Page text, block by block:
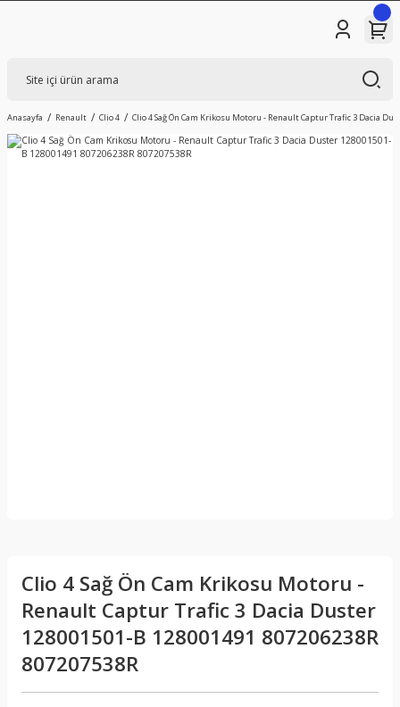
Anasayfa Renault Clio 4 Clio 4 Sağ Ön Cam Krikosu Motoru - Renault Captur Trafic 3 Dacia
Clio 4 Sağ Ön Cam Krikosu Motoru -
Renault Captur Trafic 3 Dacia Duster
128001501-B 128001491 807206238R
807207538R